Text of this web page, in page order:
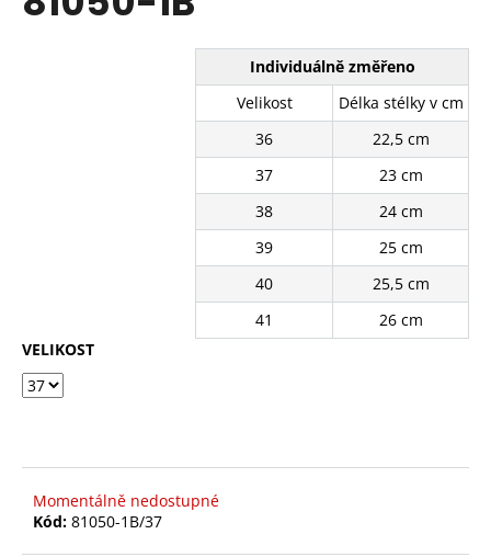
z
Individuálně změřeno
Velikost
Délka stélky v cm
36
22,5 cm
37
23 cm
38
24 cm
39
25 cm
40
25,5 cm
41
26 cm
VELIKOST
Momentálně nedostupné
Kód: 81050-1B/37
Kč